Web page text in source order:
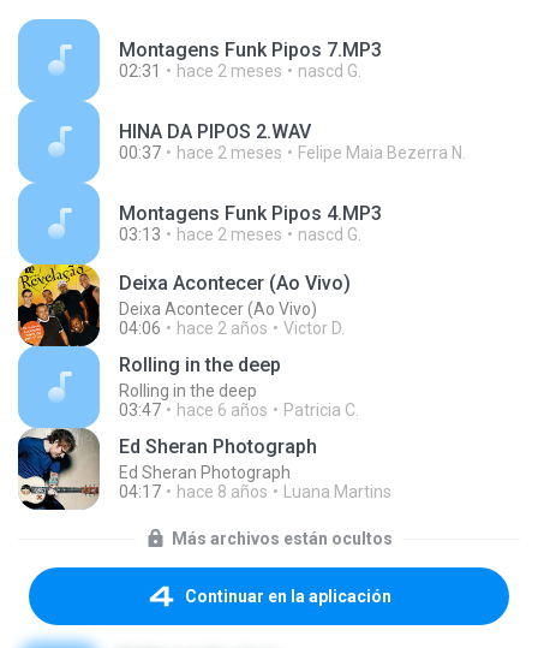
Montagens Funk Pipos 7.MP3
02:31 hace 2 meses nascd G.
HINA DA PIPOS 2.WAV
00:37 hace 2 meses Felipe Maia Bezerra N.
Montagens Funk Pipos 4.MP3
03:13 hace 2 meses nascd G.
Deixa Acontecer (Ao Vivo)
Deixa Acontecer (Ao Vivo)
04:06
hace 2 años Victor D.
Rolling in the deep
Rolling in the deep
03:47
hace 6 años Patricia C.
Ed Sheran Photograph
Ed Sheran Photograph
04:17
hace 8 años Luana Martins
Más archivos están ocultos
Continuar en la aplicación